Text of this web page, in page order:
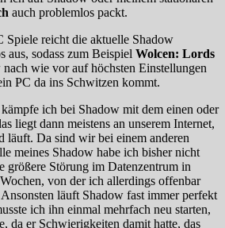
auch problemlos packt.
Spiele reicht die aktuelle Shadow
sodass zum Beispiel Wolcen: Lords
nach wie vor auf höchsten Einstellungen
PC da ins Schwitzen kommt.
ich bei Shadow mit dem einen oder
liegt dann meistens an unserem Internet,
läuft. Da sind wir bei einem anderen
meines Shadow habe ich bisher nicht
größere Störung im Datenzentrum in
von der ich allerdings offenbar
läuft Shadow fast immer perfekt
ich ihn einmal mehrfach neu starten,
da er Schwierigkeiten damit hatte, das